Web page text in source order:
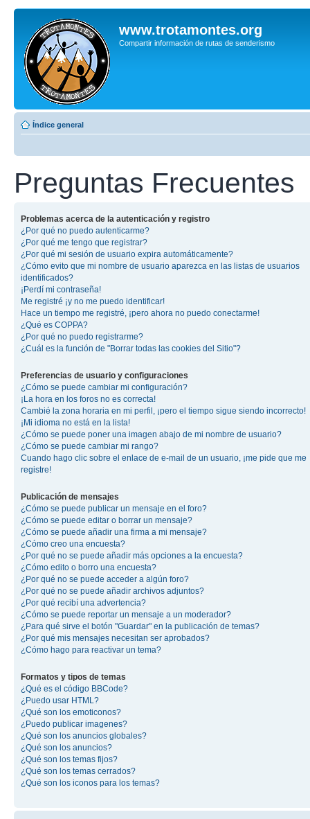
www.trotamontes.org
Compartir información de rutas de senderismo
Índice general
Preguntas Frecuentes
Problemas acerca de la autenticación y registro
¿Por qué no puedo autenticarme?
¿Por qué me tengo que registrar?
¿Por qué mi sesión de usuario expira automáticamente?
¿Cómo evito que mi nombre de usuario aparezca en las listas de usuarios
identificados?
¡Perdí mi contraseña!
Me registré ¡y no me puedo identificar!
Hace un tiempo me registré, ¡pero ahora no puedo conectarme!
¿Qué es COPPA?
¿Por qué no puedo registrarme?
¿Cuál es la función de "Borrar todas las cookies del Sitio"?
Preferencias de usuario y configuraciones
¿Cómo se puede cambiar mi configuración?
¡La hora en los foros no es correcta!
Cambié la zona horaria en mi perfil, ¡pero el tiempo sigue siendo incorrecto!
¡Mi idioma no está en la lista!
¿Cómo se puede poner una imagen abajo de mi nombre de usuario?
¿Cómo se puede cambiar mi rango?
Cuando hago clic sobre el enlace de e-mail de un usuario, ¡me pide que me
registre!
Publicación de mensajes
¿Cómo se puede publicar un mensaje en el foro?
¿Cómo se puede editar o borrar un mensaje?
¿Cómo se puede añadir una firma a mi mensaje?
¿Cómo creo una encuesta?
¿Por qué no se puede añadir más opciones a la encuesta?
¿Cómo edito o borro una encuesta?
¿Por qué no se puede acceder a algún foro?
¿Por qué no se puede añadir archivos adjuntos?
¿Por qué recibí una advertencia?
¿Cómo se puede reportar un mensaje a un moderador?
¿Para qué sirve el botón "Guardar" en la publicación de temas?
¿Por qué mis mensajes necesitan ser aprobados?
¿Cómo hago para reactivar un tema?
Formatos y tipos de temas
¿Qué es el código BBCode?
¿Puedo usar HTML?
¿Qué son los emoticonos?
¿Puedo publicar imagenes?
¿Qué son los anuncios globales?
¿Qué son los anuncios?
¿Qué son los temas fijos?
¿Qué son los temas cerrados?
¿Qué son los iconos para los temas?